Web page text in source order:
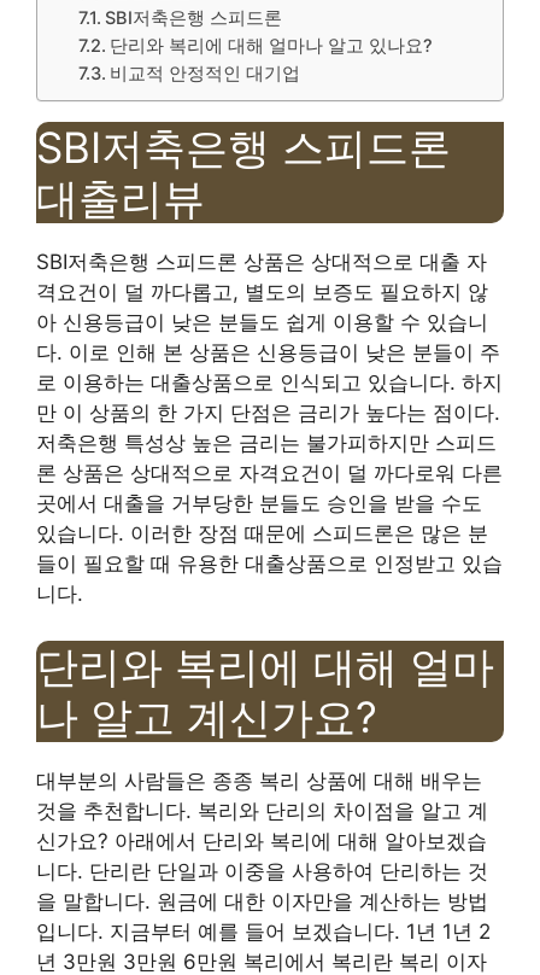
SBI저축은행 스피드론
단리와 복리에 대해 얼마나 알고 있나요?
비교적 안정적인 대기업
SBI저축은행 스피드론
대출리뷰
SBI저축은행 스피드론 상품은 상대적으로 대출 자
격요건이 덜 까다롭고, 별도의 보증도 필요하지 않
아 신용등급이 낮은 분들도 쉽게 이용할 수 있습니
다. 이로 인해 본 상품은 신용등급이 낮은 분들이 주
로 이용하는 대출상품으로 인식되고 있습니다. 하지
만 이 상품의 한 가지 단점은 금리가 높다는 점이다.
저축은행 특성상 높은 금리는 불가피하지만 스피드
론 상품은 상대적으로 자격요건이 덜 까다로워 다른
곳에서 대출을 거부당한 분들도 승인을 받을 수도
있습니다. 이러한 장점 때문에 스피드론은 많은 분
들이 필요할 때 유용한 대출상품으로 인정받고 있습
니다.
단리와 복리에 대해 얼마
나 알고 계신가요?
대부분의 사람들은 종종 복리 상품에 대해 배우는
것을 추천합니다. 복리와 단리의 차이점을 알고 계
신가요? 아래에서 단리와 복리에 대해 알아보겠습
니다. 단리란 단일과 이중을 사용하여 단리하는 것
을 말합니다. 원금에 대한 이자만을 계산하는 방법
입니다. 지금부터 예를 들어 보겠습니다. 1년 1년 2
년 3만원 3만원 6만원 복리에서 복리란 복리 이자